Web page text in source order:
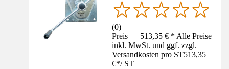
(0)
Preis — 513,35 € * Alle Preise
inkl. MwSt. und ggf. zzgl.
Versandkosten pro ST513,35
€*/ ST